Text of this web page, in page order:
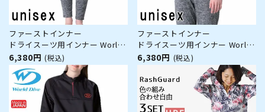
ファーストインナー
ドライスーツ用インナー World
Dive / ワールドダイブ アンダー
ウォーマー PANTS WUWP
6,380円 (税込)
ファーストインナー
ドライスーツ用インナー World
Dive / ワールドダイブ アンダー
ウォーマー L/S WUWLT ユニセ
ックス ロングTシャツ
6,380円 (税込)